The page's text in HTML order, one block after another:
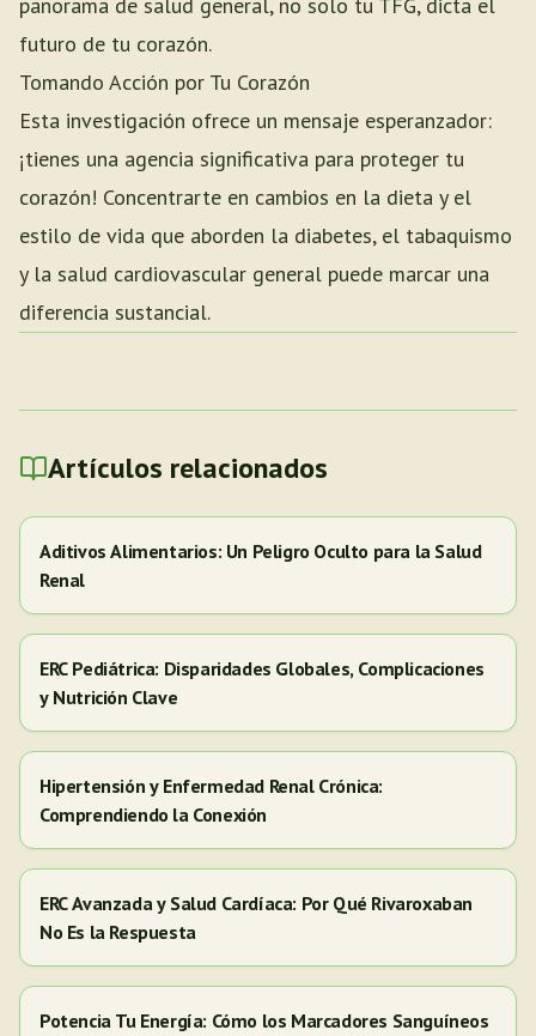
futuro de tu corazón.
Tomando Acción por Tu Corazón
Esta investigación ofrece un mensaje esperanzador:
¡tienes una agencia significativa para proteger tu
corazón! Concentrarte en cambios en la dieta y el
estilo de vida que aborden la diabetes, el tabaquismo
y la salud cardiovascular general puede marcar una
diferencia sustancial.
Artículos relacionados
Aditivos Alimentarios: Un Peligro Oculto para la Salud
Renal
ERC Pediátrica: Disparidades Globales, Complicaciones
y Nutrición Clave
Hipertensión y Enfermedad Renal Crónica:
Comprendiendo la Conexión
ERC Avanzada y Salud Cardíaca: Por Qué Rivaroxaban
No Es la Respuesta
Potencia Tu Energía: Cómo los Marcadores Sanguíneos